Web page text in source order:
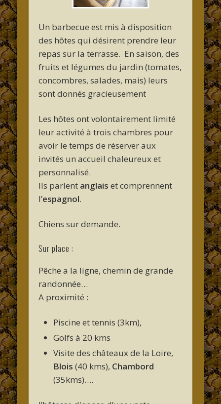
Un barbecue est mis à disposition
des hôtes qui désirent prendre leur
repas sur la terrasse. En saison, des
fruits et légumes du jardin (tomates,
concombres, salades, mais) leurs
sont donnés gracieusement
Les hôtes ont volontairement limité
leur activité à trois chambres pour
avoir le temps de réserver aux
invités un accueil chaleureux et
personnalisé.
Ils parlent anglaiset comprennent
l’espagnol.
Chiens sur demande.
Sur place :
Pêche a la ligne, chemin de grande
randonnée…
A proximité :
Piscine et tennis (3km),
Golfs à 20 kms
Visite des châteaux de la Loire,
Blois (40 kms), Chambord
(35kms)….